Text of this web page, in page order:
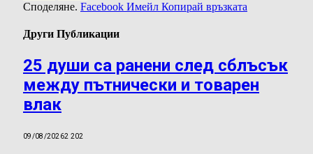
Споделяне. Facebook Имейл Копирай връзката
Други Публикации
25 души са ранени след сблъсък
между пътнически и товарен
влак
09/08/20262 202